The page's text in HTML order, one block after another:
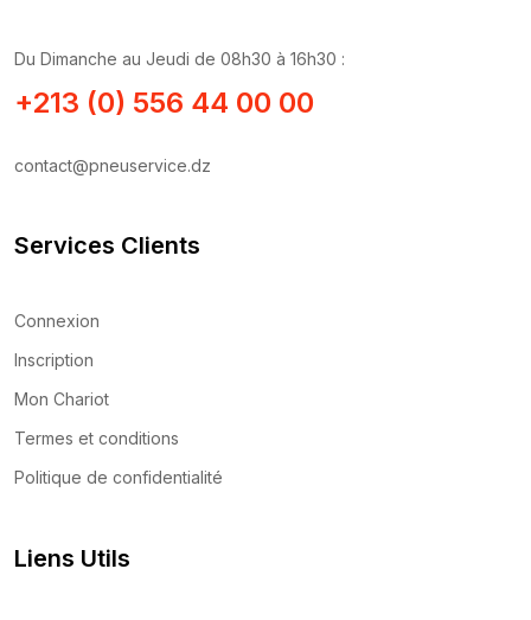
Du Dimanche au Jeudi de 08h30 à 16h30 :
+213 (0) 556 44 00 00
contact@pneuservice.dz
Services Clients
Connexion
Inscription
Mon Chariot
Termes et conditions
Politique de confidentialité
Liens Utils